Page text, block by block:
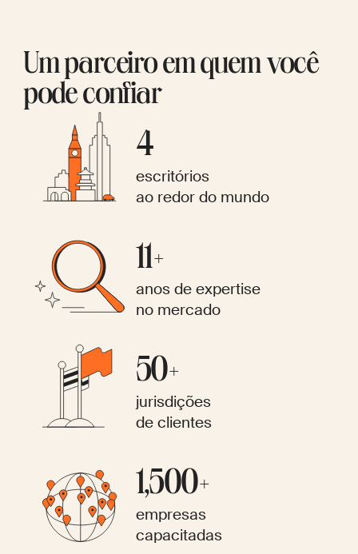
Um parceiro em quem você
pode confiar
4
escritórios
ao redor do mundo
11+
anos de expertise
no mercado
50+
jurisdições
de clientes
1,500+
empresas
capacitadas